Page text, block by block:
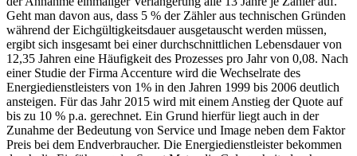
Geht man davon aus, dass 5 % der Zähler aus technischen Gründen
während der Eichgültigkeitsdauer ausgetauscht werden müssen,
ergibt sich insgesamt bei einer durchschnittlichen Lebensdauer von
12,35 Jahren eine Häufigkeit des Prozesses pro Jahr von 0,08. Nach
einer Studie der Firma Accenture wird die Wechselrate des
Energiedienstleisters von 1% in den Jahren 1999 bis 2006 deutlich
ansteigen. Für das Jahr 2015 wird mit einem Anstieg der Quote auf
bis zu 10 % p.a. gerechnet. Ein Grund hierfür liegt auch in der
Zunahme der Bedeutung von Service und Image neben dem Faktor
Preis bei dem Endverbraucher. Die Energiedienstleister bekommen